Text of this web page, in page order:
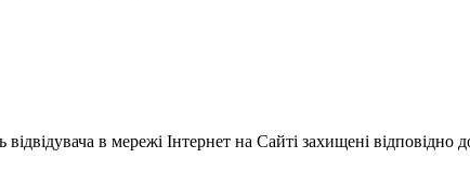
в мережі Інтернет на Сайті захищені